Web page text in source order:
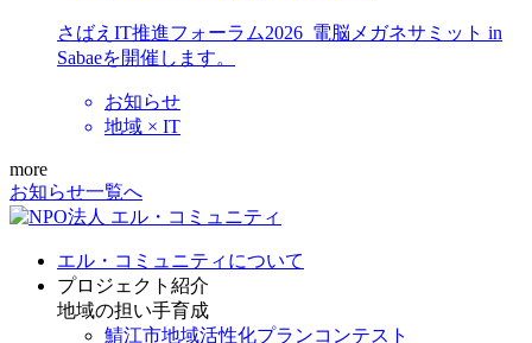
さばえIT推進フォーラム2026_電脳メガネサミット in
Sabaeを開催します。
お知らせ
地域 × IT
more
お知らせ一覧へ
エル・コミュニティについて
プロジェクト紹介
地域の担い手育成
鯖江市地域活性化プランコンテスト